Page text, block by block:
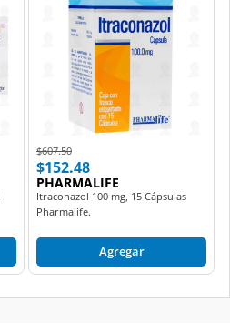
Price reduced from
$607.50to
$152.48
PHARMALIFE
Itraconazol 100 mg, 15 Cápsulas
Pharmalife.
Agregar